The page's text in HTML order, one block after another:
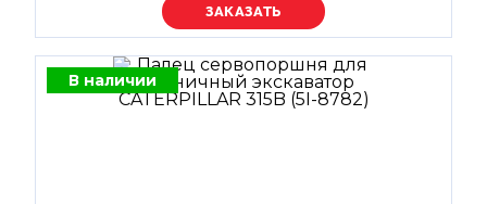
Уточняйте цену
В наличии